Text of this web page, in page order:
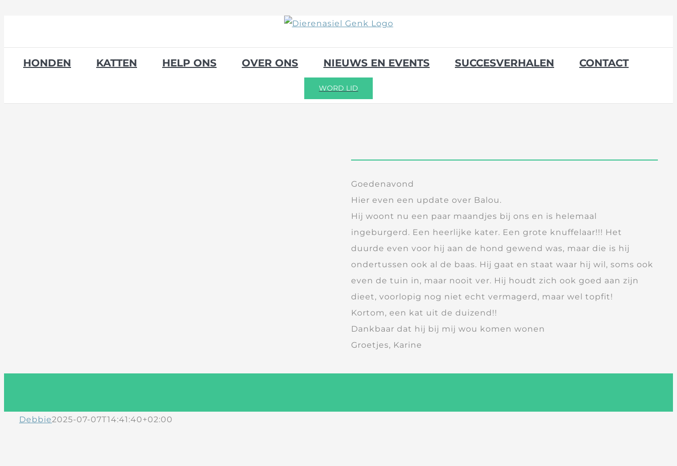
HONDEN KATTEN HELP ONS OVER ONS NIEUWS EN EVENTS SUCCESVERHALEN CONTACT
WORD LID
Goedenavond
Hier even een update over Balou.
Hij woont nu een paar maandjes bij ons en is helemaal
ingeburgerd. Een heerlijke kater. Een grote knuffelaar!!! Het
duurde even voor hij aan de hond gewend was, maar die is hij
ondertussen ook al de baas. Hij gaat en staat waar hij wil, soms ook
even de tuin in, maar nooit ver. Hij houdt zich ook goed aan zijn
dieet, voorlopig nog niet echt vermagerd, maar wel topfit!
Kortom, een kat uit de duizend!!
Dankbaar dat hij bij mij wou komen wonen
Groetjes, Karine
Debbie2025-07-07T14:41:40+02:00